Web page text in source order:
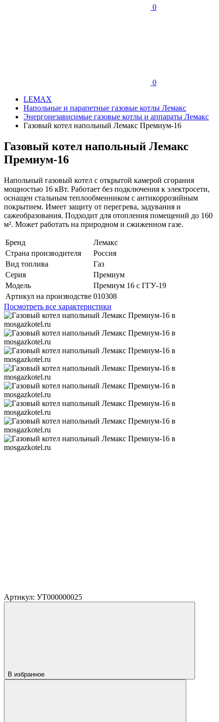
0
0
LEMAX
Напольные и парапетные газовые котлы Лемакс
Энергонезависимые газовые котлы и аппараты Лемакс
Газовый котел напольный Лемакс Премиум-16
Газовый котел напольный Лемакс
Премиум-16
Напольный газовый котел с открытой камерой сгорания
мощностью 16 кВт. Работает без подключения к электросети,
оснащен стальным теплообменником с антикоррозийным
покрытием. Имеет защиту от перегрева, задувания и
сажеобразования. Подходит для отопления помещений до 160
м². Может работать на природном и сжиженном газе.
Бренд
Лемакс
Страна производителя
Россия
Вид топлива
Газ
Серия
Премиум
Модель
Премиум 16 с ГГУ-19
Артикул на производстве 010308
Посмотреть все характеристики
Артикул: УТ000000025
В избранное